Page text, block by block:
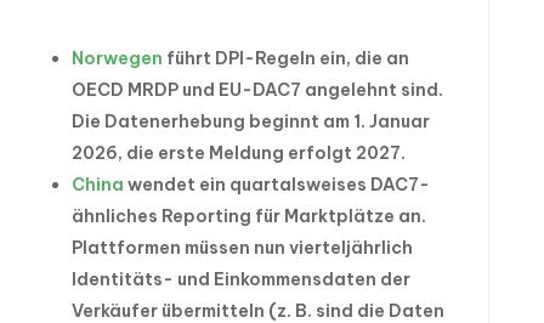
Norwegen führt DPI-Regeln ein, die an
OECD MRDP und EU-DAC7 angelehnt sind.
Die Datenerhebung beginnt am 1. Januar
2026, die erste Meldung erfolgt 2027.
China wendet ein quartalsweises DAC7-
ähnliches Reporting für Marktplätze an.
Plattformen müssen nun vierteljährlich
Identitäts- und Einkommensdaten der
Verkäufer übermitteln (z. B. sind die Daten